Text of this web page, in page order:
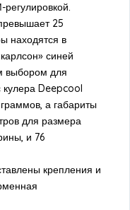
25
находятся в
синей
выбором для
кулера Deepcool
а габариты
для размера
и 76
крепления и